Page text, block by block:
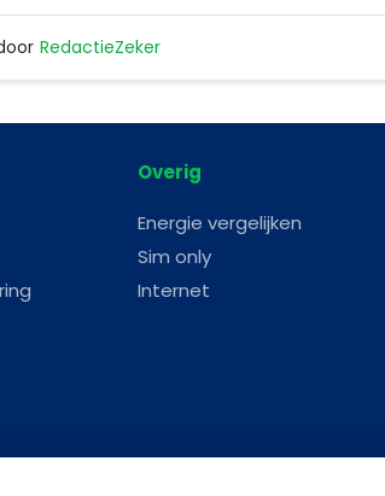
RedactieZeker
Overig
Energie vergelijken
Sim only
Internet